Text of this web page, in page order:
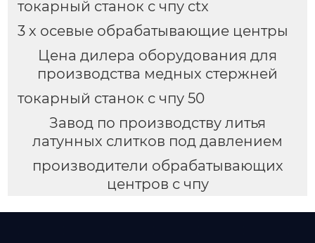
токарный станок с чпу ctx
3 х осевые обрабатывающие центры
Цена дилера оборудования для
производства медных стержней
токарный станок с чпу 50
Завод по производству литья
латунных слитков под давлением
производители обрабатывающих
центров с чпу